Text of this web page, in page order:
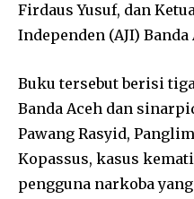
Firdaus Yusuf, dan
Independen (AJI) Banda
Buku tersebut berisi
Banda Aceh dan
Pawang Rasyid,
Kopassus, kasus
pengguna narkoba